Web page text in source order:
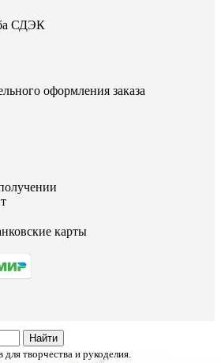
СДЭК
оформления заказа
карты
Найти
для творчества и рукоделия.